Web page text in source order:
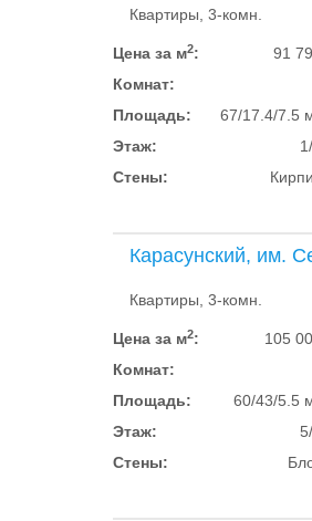
Квартиры, 3-комн.
Цена за м2:
91
Комнат:
Площадь:
67/17.4/7.5
Этаж:
Стены:
Карасунский, им.
Квартиры, 3-комн.
Цена за м2:
105
Комнат:
Площадь:
60/43/5.5
Этаж:
Стены: